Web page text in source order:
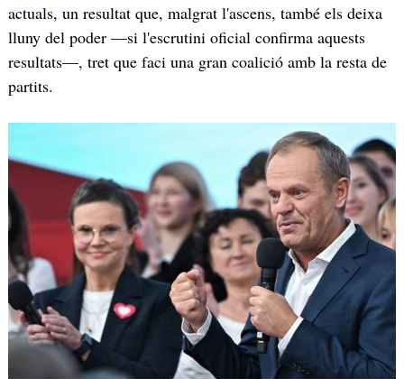
actuals, un resultat que, malgrat l'ascens, també els deixa
lluny del poder —si l'escrutini oficial confirma aquests
resultats—, tret que faci una gran coalició amb la resta de
partits.